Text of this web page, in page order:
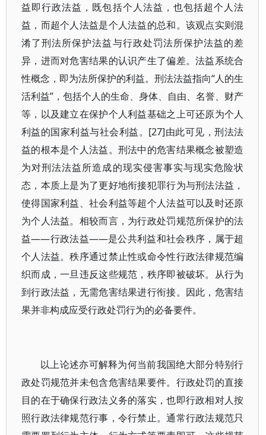
益即行政法益，既包括个人法益，也包括超个人法
益，而超个人法益是个人法益的总和。该观点实则混
淆了刑法所保护法益与行政处罚法所保护法益的差
异，进而对危害结果的认识产生了偏差。法益系统合
性概念，即为法所保护的利益。刑法法益指向“人的生
活利益”，包括个人的生命、身体、自由、名誉、财产
等，以及建立在保护个人利益基础之上可还原为个人
利益的国家利益与社会利益。[27]由此可见，刑法法
益的根本是个人法益。刑法中的危害结果概念被塑造
为对刑法法益所造成的现实侵害事实与现实危险状
态，本质上是为了更好地衔接犯罪行为与刑法法益，
使得国家利益、社会利益等超个人法益可以及时还原
为个人法益。相较而言，为行政处罚规范所保护的法
益——行政法益——是公共利益和社会秩序，属于超
个人法益。秩序通过禁止性或命令性行政法律规范编
织而成，一旦违反这些规范，秩序即被破坏。从行为
到行政法益，无需危害结果进行衔接。因此，危害结
果并非构成应受行政处罚行为的必备要件。
以上论述亦可解释为何当前我国绝大部分特别行
政处罚规范并未包含危害结果要件。行政处罚的直接
目的在于确保行政法义务的落实，也即行政相对人按
照行政法律规范行事，令行禁止。通常行政法规范只